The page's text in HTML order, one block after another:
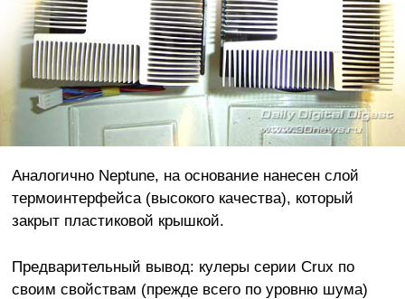
Аналогично Neptune, на основание нанесен слой
термоинтерфейса (высокого качества), который
закрыт пластиковой крышкой.
Предварительный вывод: кулеры серии Crux по
своим свойствам (прежде всего по уровню шума)